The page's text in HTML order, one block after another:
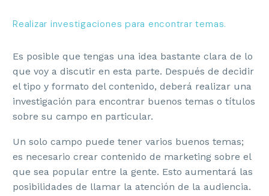
Realizar investigaciones para encontrar temas.
Es posible que tengas una idea bastante clara de lo
que voy a discutir en esta parte. Después de decidir
el tipo y formato del contenido, deberá realizar una
investigación para encontrar buenos temas o títulos
sobre su campo en particular.
Un solo campo puede tener varios buenos temas;
es necesario crear contenido de marketing sobre el
que sea popular entre la gente. Esto aumentará las
posibilidades de llamar la atención de la audiencia.